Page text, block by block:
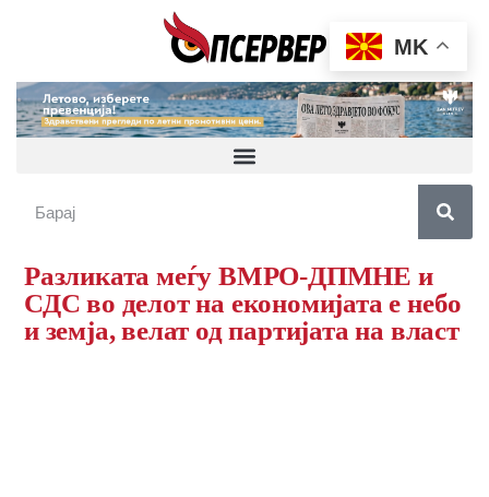
Разликата меѓу ВМРО-ДПМНЕ и
СДС во делот на економијата е небо
и земја, велат од партијата на власт
MK